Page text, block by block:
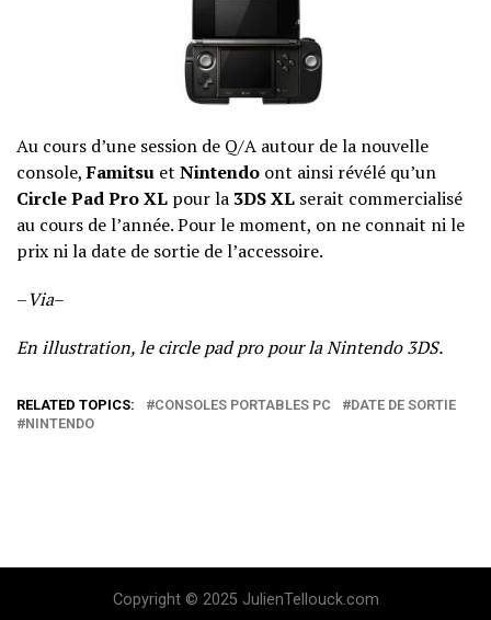
Au cours d’une session de Q/A autour de la nouvelle
console,Famitsu et Nintendo ont ainsi révélé qu’un
Circle Pad Pro XL pour la 3DS XL serait commercialisé
au cours de l’année. Pour le moment, on ne connait ni le
prix ni la date de sortie de l’accessoire.
–Via–
En illustration, le circle pad pro pour la Nintendo 3DS.
RELATED TOPICS: CONSOLES PORTABLES PC
DATE DE SORTIE
NINTENDO
Copyright © 2025 JulienTellouck.com